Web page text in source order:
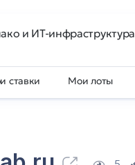
и ИТ-инфраструктура
ставки Мои лоты